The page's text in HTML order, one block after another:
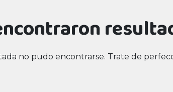
no pudo encontrarse. Trate de